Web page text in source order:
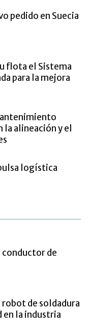
pedido en Suecia
flota el Sistema
para la mejora
alineación y el
logística
de
de soldadura
en la industria